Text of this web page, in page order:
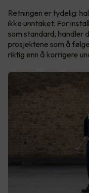
Retningen er tydelig:
ikke unntaket. For
som standard, handler
prosjektene som å
riktig enn å korrigere